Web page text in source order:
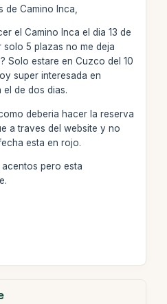
de Camino Inca,
el Camino Inca el dia 13 de
solo 5 plazas no me deja
Solo estare en Cuzco del 10
super interesada en
de dos dias.
deberia hacer la reserva
a traves del website y no
esta en rojo.
pero esta